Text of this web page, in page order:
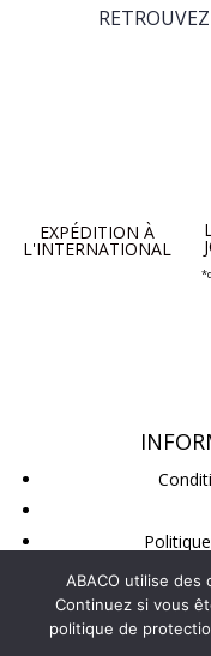
EXPÉDITION À
L'INTERNATIONAL
ABACO utilise des
Continuez si vous
politique de